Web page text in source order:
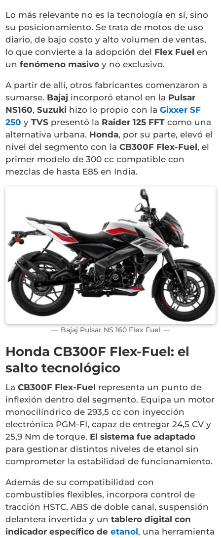
Lo más relevante no es la tecnología en sí, sino
su posicionamiento. Se trata de motos de uso
diario, de bajo costo y alto volumen de ventas,
lo que convierte a la adopción del Flex Fuel en
unfenómeno masivo y no exclusivo.
A partir de allí, otros fabricantes comenzaron a
sumarse. Bajaj incorporó etanol en la Pulsar
NS160,Suzuki hizo lo propio con laGixxer SF
250 yTVS presentó la Raider 125 FFT como una
alternativa urbana. Honda, por su parte, elevó el
nivel del segmento con laCB300F Flex-Fuel, el
primer modelo de 300 cc compatible con
mezclas de hasta E85 en India.
Bajaj Pulsar NS 160 Flex Fuel
Honda CB300F Flex-Fuel: el
salto tecnológico
LaCB300F Flex-Fuel representa un punto de
inflexión dentro del segmento. Equipa un motor
monocilíndrico de 293,5 cc con inyección
electrónica PGM-FI, capaz de entregar 24,5 CV y
25,9 Nm de torque. El sistema fue adaptado
para gestionar distintos niveles de etanol sin
comprometer la estabilidad de funcionamiento.
Además de su compatibilidad con
combustibles flexibles, incorpora control de
tracción HSTC, ABS de doble canal, suspensión
delantera invertida y untablero digital con
indicador específico de etanol, una herramienta